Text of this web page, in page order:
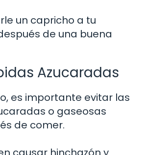
un capricho a tu
de una buena
Azucaradas
es importante evitar las
o gaseosas
de comer.